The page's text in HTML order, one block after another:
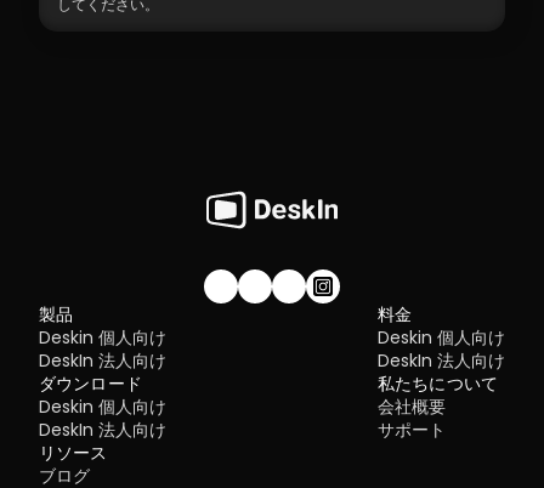
私たちのコミュニティに参加しませんか！
製品
Deskin 個人向け
DeskIn 法人向け
ダウンロード
Deskin 個人向け
DeskIn 法人向け
料金
Deskin 個人向け
DeskIn 法人向け
私たちについて
会社概要
サポート
リソース
ブログ